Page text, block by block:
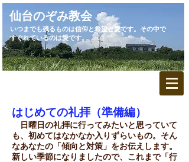
​仙台のぞみ教会
いつまでも残るものは信仰と希望と愛です。その中で
すぐれているのは愛です。
はじめての礼拝（準備編）
​ 日曜日の礼拝に行ってみたいと思っていて
も、初めてはなかなか入りずらいもの。そん
なあなたの「傾向と対策」をお伝えします。
新しい季節になりましたので、これまで「行